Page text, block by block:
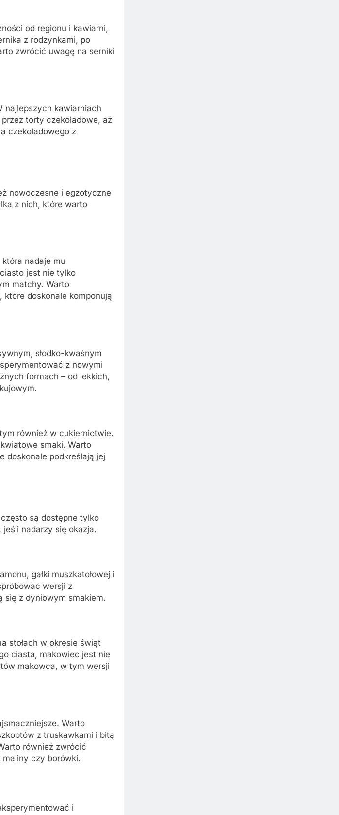
od regionu i kawiarni,
z rodzynkami, po
zwrócić uwagę na serniki
najlepszych kawiarniach
torty czekoladowe, aż
czekoladowego z
nowoczesne i egzotyczne
z nich, które warto
nadaje mu
jest nie tylko
matchy. Warto
które doskonale komponują
słodko-kwaśnym
z nowymi
formach – od lekkich,
również w cukiernictwie.
smaki. Warto
doskonale podkreślają jej
są dostępne tylko
nadarzy się okazja.
gałki muszkatołowej i
wersji z
się z dyniowym smakiem.
stołach w okresie świąt
ciasta, makowiec jest nie
makowca, w tym wersji
Warto
z truskawkami i bitą
również zwrócić
czy borówki.
i